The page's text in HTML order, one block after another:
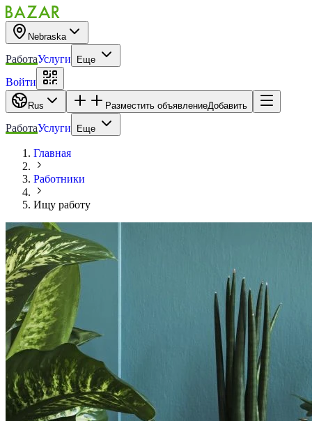
Nebraska
РаботаУслуги Еще
Войти
Rus Разместить объявлениеДобавить
РаботаУслуги Еще
Главная
Работники
Ищу работу